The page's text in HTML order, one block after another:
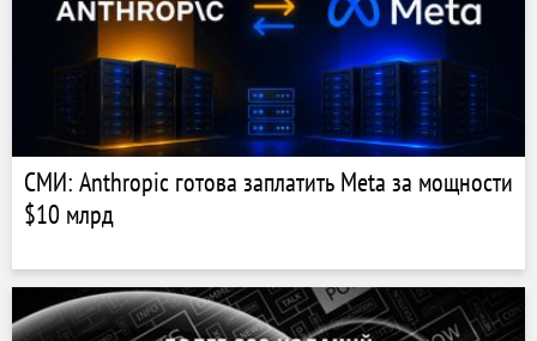
СМИ: Anthropic готова заплатить Meta за мощности
$10 млрд